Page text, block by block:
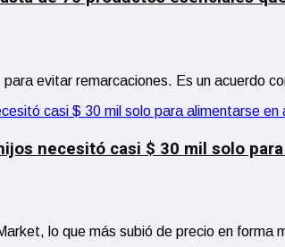
para evitar remarcaciones. Es un acuerdo
necesitó casi $ 30 mil solo
lo que más subió de precio en